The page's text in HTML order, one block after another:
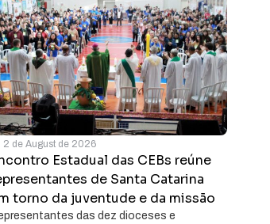
2 de August de 2026
Estadual das CEBs reúne
de Santa Catarina
torno da juventude e da missão
das dez dioceses e